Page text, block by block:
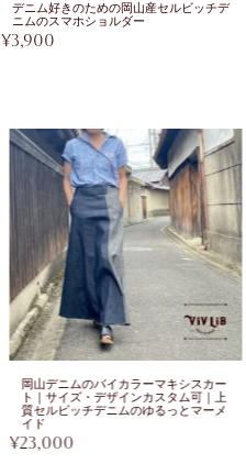
デニム好きのための岡山産セルビッチデ
ニムのスマホショルダー
¥3,900
岡山デニムのバイカラーマキシスカー
ト｜サイズ・デザインカスタム可｜上
質セルビッチデニムのゆるっとマーメ
イド
¥23,000